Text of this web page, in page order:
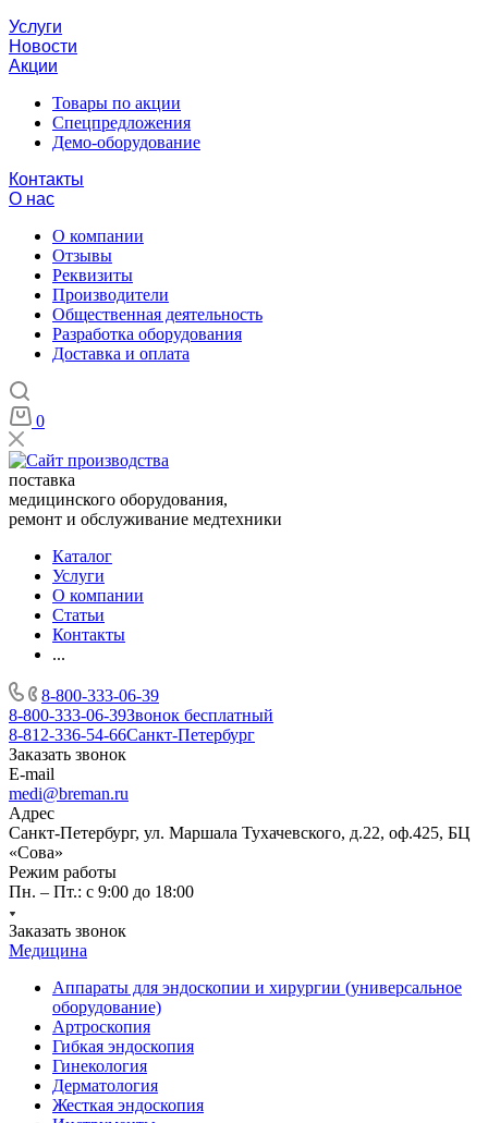
Услуги
Новости
Акции
Товары по акции
Спецпредложения
Демо-оборудование
Контакты
О нас
О компании
Отзывы
Реквизиты
Производители
Общественная деятельность
Разработка оборудования
Доставка и оплата
0
поставка
медицинского оборудования,
ремонт и обслуживание медтехники
Каталог
Услуги
О компании
Статьи
Контакты
...
8-800-333-06-39
8-800-333-06-39Звонок бесплатный
8-812-336-54-66Санкт-Петербург
Заказать звонок
E-mail
medi@breman.ru
Адрес
Санкт-Петербург, ул. Маршала Тухачевского, д.22, оф.425, БЦ
«Сова»
Режим работы
Пн. – Пт.: с 9:00 до 18:00
Заказать звонок
Медицина
Аппараты для эндоскопии и хирургии (универсальное
оборудование)
Артроскопия
Гибкая эндоскопия
Гинекология
Дерматология
Жесткая эндоскопия